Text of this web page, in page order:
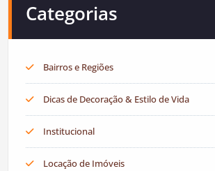
Categorias
Bairros e Regiões
Dicas de Decoração & Estilo de Vida
Institucional
Locação de Imóveis